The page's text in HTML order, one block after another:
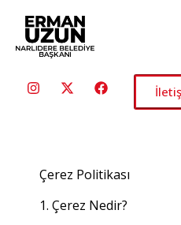
Çerez Politikası
1. Çerez Nedir?